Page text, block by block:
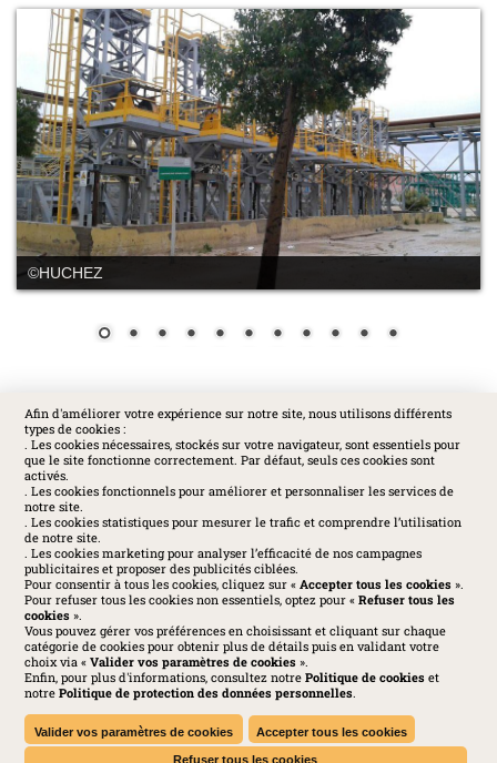
Afin d'améliorer votre expérience sur notre site, nous utilisons différents
types de cookies :
. Les cookies nécessaires, stockés sur votre navigateur, sont essentiels pour
que le site fonctionne correctement. Par défaut, seuls ces cookies sont
activés.
. Les cookies fonctionnels pour améliorer et personnaliser les services de
notre site.
. Les cookies statistiques pour mesurer le trafic et comprendre l’utilisation
de notre site.
. Les cookies marketing pour analyser l’efficacité de nos campagnes
publicitaires et proposer des publicités ciblées.
Pour consentir à tous les cookies, cliquez sur « Accepter tous les cookies».
Pour refuser tous les cookies non essentiels, optez pour « Refuser tous les
cookies».
Vous pouvez gérer vos préférences en choisissant et cliquant sur chaque
catégorie de cookies pour obtenir plus de détails puis en validant votre
choix via « Valider vos paramètres de cookies».
Enfin, pour plus d'informations, consultez notre Politique de cookieset
notre Politique de protection des données personnelles.
Valider vos paramètres de cookies Accepter tous les cookies
Refuser tous les cookies
©HUCHEZ
SOCIAL
Huchez 2016© Tous droits réservés - Reproductions interdites
Mentions légales-Politique de confidentialité
Conditions générales- Charte des médias sociaux